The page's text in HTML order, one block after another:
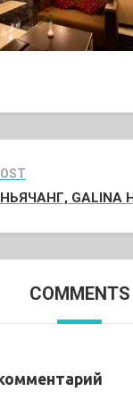
GALINA
COMMENTS